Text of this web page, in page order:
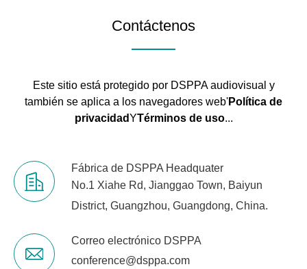
Contáctenos
Este sitio está protegido por DSPPA audiovisual y
también se aplica a los navegadores web'Política de
privacidadYTérminos de uso...
Fábrica de DSPPA Headquater
No.1 Xiahe Rd, Jianggao Town, Baiyun
District, Guangzhou, Guangdong, China.
Correo electrónico DSPPA
conference@dsppa.com